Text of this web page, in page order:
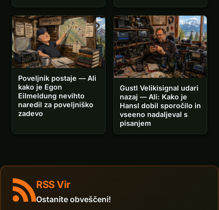
Poveljnik postaje — Ali
kako je Egon
Eilmeldung nevihto
naredil za poveljniško
zadevo
Gustl Velikisignal udari
nazaj — Ali: Kako je
Hansl dobil sporočilo in
vseeno nadaljeval s
pisanjem
RSS Vir
Ostanite obveščeni!